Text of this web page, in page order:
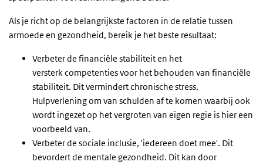
Als je richt op de belangrijkste factoren in de relatie tussen
armoede en gezondheid, bereik je het beste resultaat:
Verbeter de financiële stabiliteit en het
versterk competenties voor het behouden van financiële
stabiliteit. Dit vermindert chronische stress.
Hulpverlening om van schulden af te komen waarbij ook
wordt ingezet op het vergroten van eigen regie is hier een
voorbeeld van.
Verbeter de sociale inclusie, 'iedereen doet mee'. Dit
bevordert de mentale gezondheid. Dit kan door